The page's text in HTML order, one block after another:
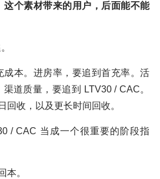
这个素材带来的用户，后面能不能
成本。进房率，要追到首充率。活
道质量，要追到 LTV30 / CAC。
回收，以及更长时间回收。
/ CAC 当成一个很重要的阶段指
本。